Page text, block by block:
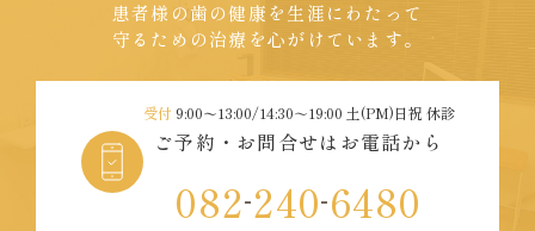
患者様の歯の健康を生涯にわたって
守るための治療を心がけています。
受付 9:00〜13:00/14:30～19:00 土(PM)日祝 休診
ご予約・お問合せはお電話から
082-240-6480